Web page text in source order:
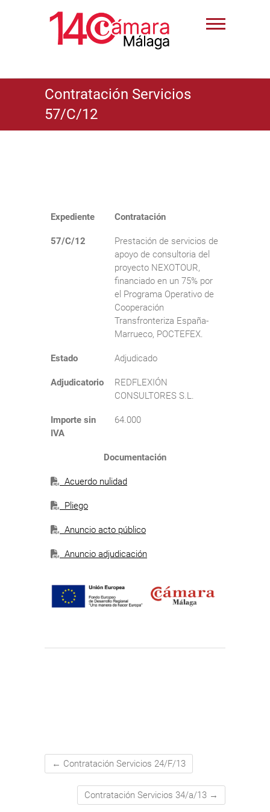
Contratación Servicios
57/C/12
Expediente Contratación
57/C/12
Prestación de servicios de
apoyo de consultoria del
proyecto NEXOTOUR,
financiado en un 75% por
el Programa Operativo de
Cooperación
Transfronteriza España-
Marrueco, POCTEFEX.
Estado Adjudicado
Adjudicatorio
REDFLEXIÓN
CONSULTORES S.L.
Importe sin
IVA
64.000
Documentación
Acuerdo nulidad
Pliego
Anuncio acto público
Anuncio adjudicación
← Contratación Servicios 24/F/13
Contratación Servicios 34/a/13 →